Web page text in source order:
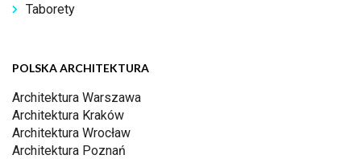
Taborety
POLSKA ARCHITEKTURA
Architektura Warszawa
Architektura Kraków
Architektura Wrocław
Architektura Poznań